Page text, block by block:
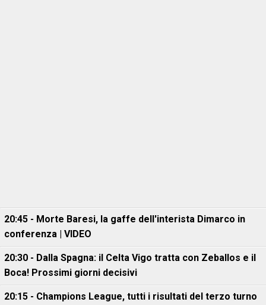
20:45 - Morte Baresi, la gaffe dell'interista Dimarco in
conferenza | VIDEO
20:30 - Dalla Spagna: il Celta Vigo tratta con Zeballos e il
Boca! Prossimi giorni decisivi
20:15 - Champions League, tutti i risultati del terzo turno